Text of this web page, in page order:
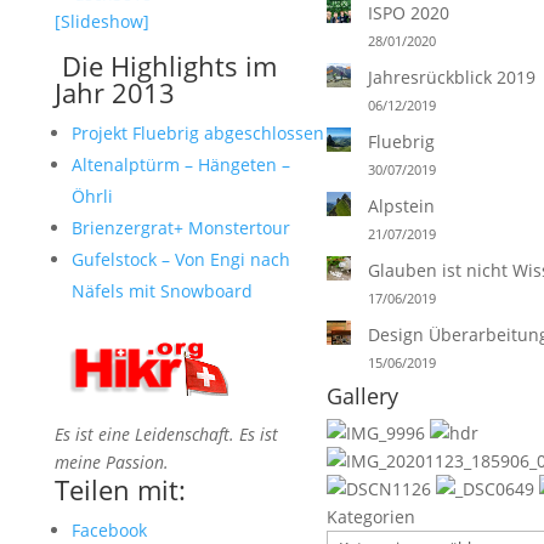
[Slideshow]
Die Highlights im
Jahr 2013
Projekt Fluebrig abgeschlossen
Altenalptürm – Hängeten –
Öhrli
Brienzergrat+ Monstertour
Gufelstock – Von Engi nach
Näfels mit Snowboard
Es ist eine Leidenschaft. Es ist
meine Passion.
Teilen mit:
Facebook
ISPO 2020
28/01/2020
Jahresrückblick 2019
06/12/2019
Fluebrig
30/07/2019
Alpstein
21/07/2019
Glauben ist nicht
17/06/2019
Design
15/06/2019
Gallery
Kategorien